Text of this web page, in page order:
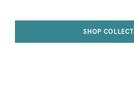
SHOP